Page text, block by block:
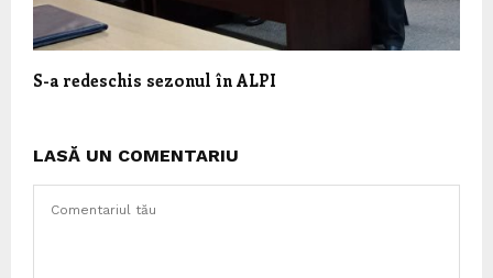
S-a redeschis sezonul în ALPI
LASĂ UN COMENTARIU